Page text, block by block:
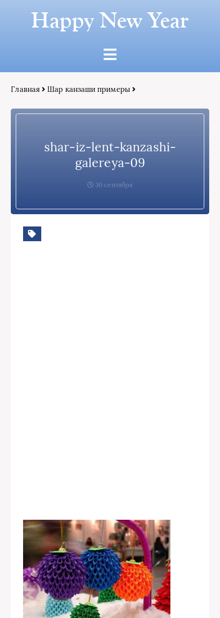
Happy New Year
Главная Шар канзаши примеры
shar-iz-lent-kanzashi-
galereya-09
30 сентября